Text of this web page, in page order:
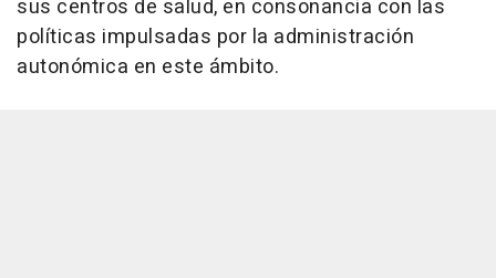
sus centros de salud, en consonancia con las
políticas impulsadas por la administración
autonómica en este ámbito.